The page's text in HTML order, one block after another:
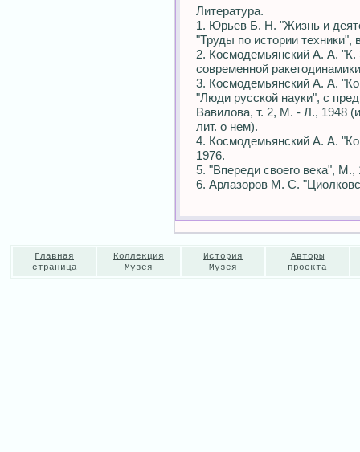
Литература.
1. Юрьев Б. Н. "Жизнь и
"Труды по истории техники",
2. Космодемьянский А. А.
современной
3. Космодемьянский А. А.
"Люди русской науки", с
Вавилова, т. 2, М. - Л., 1948
лит. о нем).
4. Космодемьянский А. А.
1976.
5. "Впереди своего века", М.,
6. Арлазоров М. С.
Главная
страница
Коллекция
Музея
История
Музея
Авторы
проекта